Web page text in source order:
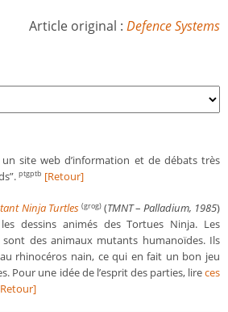
Article original : Defence Systems
site web d’information et de débats très
ptgptb [Retour]
Ninja Turtles (grog)(TMNT– Palladium, 1985)
dessins animés des Tortues Ninja. Les
sont des animaux mutants humanoïdes. Ils
rhinocéros nain, ce qui en fait un bon jeu
Pour une idée de l’esprit des parties, lireces